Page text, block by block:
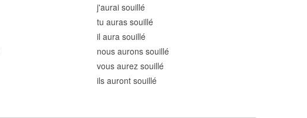
j'aurai souillé
tu auras souillé
il aura souillé
nous aurons souillé
vous aurez souillé
ils auront souillé